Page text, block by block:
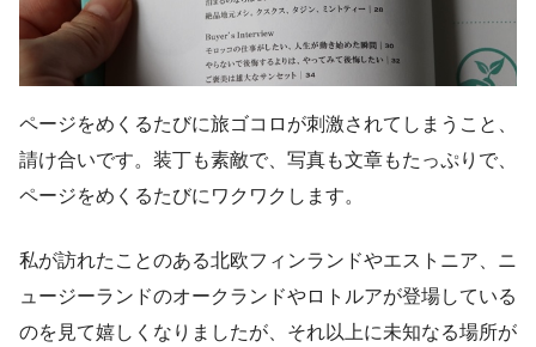
ページをめくるたびに旅ゴコロが刺激されてしまうこと、
請け合いです。装丁も素敵で、写真も文章もたっぷりで、
ページをめくるたびにワクワクします。
私が訪れたことのある北欧フィンランドやエストニア、ニ
ュージーランドのオークランドやロトルアが登場している
のを見て嬉しくなりましたが、それ以上に未知なる場所が